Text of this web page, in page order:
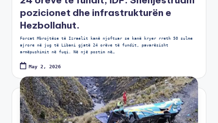
pozicionet dhe infrastrukturën e
Hezbollahut.
Forcat Mbrojtëse të Izraelit kanë njoftuar se kanë kryer rreth 50 sulme
ajrore në jug të Libani gjatë 24 orëve të fundit, pavarësisht
armëpushimit në fuqi. Në një postim në…
May 2, 2026